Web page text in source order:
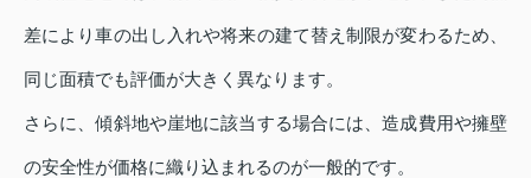
差により車の出し入れや将来の建て替え制限が変わるため、
同じ面積でも評価が大きく異なります。
さらに、傾斜地や崖地に該当する場合には、造成費用や擁壁
の安全性が価格に織り込まれるのが一般的です。